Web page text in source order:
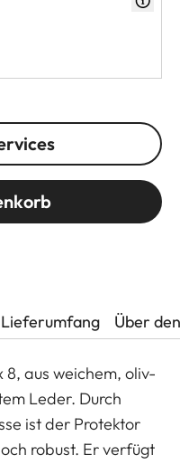
Lieferumfang Über
aus weichem, oliv-
Leder. Durch
ist der Protektor
robust. Er verfügt